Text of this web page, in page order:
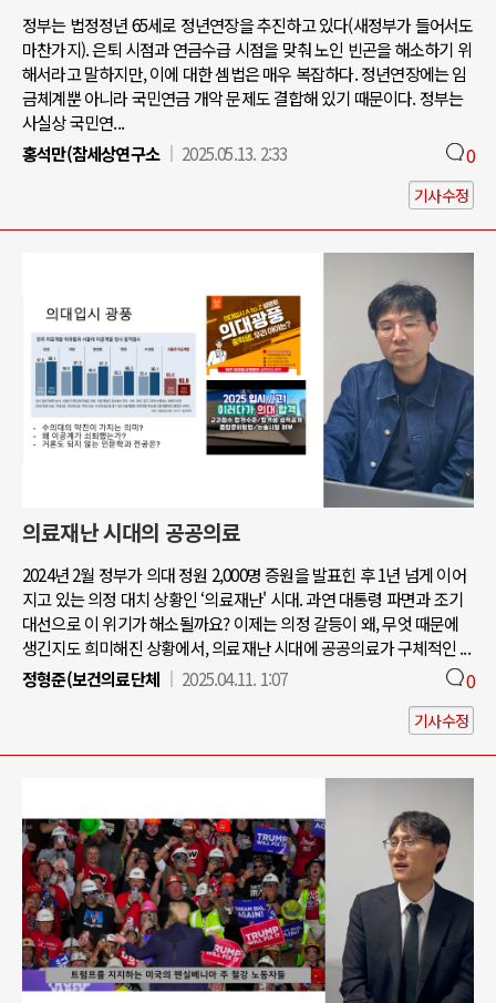
정부는 법정정년 65세로 정년연장을 추진하고 있다(새정부가 들어서도
마찬가지). 은퇴 시점과 연금수급 시점을 맞춰 노인 빈곤을 해소하기 위
해서라고 말하지만, 이에 대한 셈법은 매우 복잡하다. 정년연장에는 임
금체계뿐 아니라 국민연금 개악 문제도 결합해 있기 때문이다. 정부는
사실상 국민연...
홍석만(참세상연구소
2025.05.13. 2:33 0
기사수정
의료재난 시대의 공공의료
2024년 2월 정부가 의대 정원 2,000명 증원을 발표힌 후 1년 넘게 이어
지고 있는 의정 대치 상황인 ‘의료재난' 시대. 과연 대통령 파면과 조기
대선으로 이 위기가 해소될까요? 이제는 의정 갈등이 왜, 무엇 때문에
생긴지도 희미해진 상황에서, 의료재난 시대에 공공의료가 구체적인 ...
정형준(보건의료단체
2025.04.11. 1:07 0
기사수정